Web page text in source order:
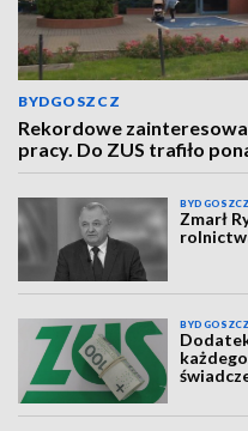
BYDGOSZCZ
Rekordowe
pracy. Do ZUS trafiło
BYDGOSZCZ
Zmarł
BYDGOSZCZ